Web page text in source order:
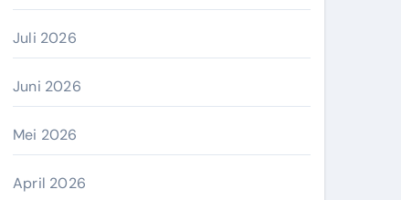
Juli 2026
Juni 2026
Mei 2026
April 2026